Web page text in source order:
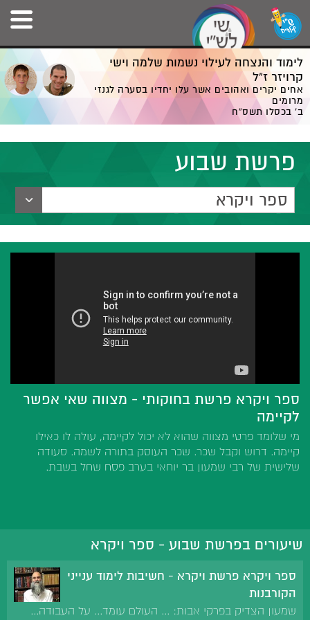
לימוד והנצחה לעילוי נשמות שלמה וישי
קרויזר ז”ל
אחים יקרים ואהובים אשר עלו יחדיו בסערה לגנזי
מרומים
ב' בכסלו תשס”ח
פרשת שבוע
ספר ויקרא
ספר ויקרא פרשת בחוקותי - מצווה שאי אפשר
לקיימה
מי שלומד פרטי מצווה שהוא לא יכול לקיימה, עולה לו כאילו
קיימה. דרוש וקבל שכר. שכר העוסק בתורה לשמה. סעודה
שלישית של רבי שמעון בר יוחאי בערב פסח שחל בשבת.
שיעורים בפרשת שבוע - ספר ויקרא
ספר ויקרא פרשת ויקרא - חשיבות לימוד ענייני
הקורבנות
שמעון הצדיק בפרקי אבות: ... העולם עומד... על העבודה...